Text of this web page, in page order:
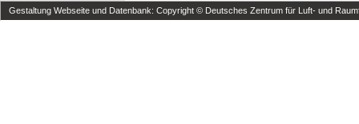
Gestaltung Webseite und Datenbank: Copyright © Deutsches Zentrum für Luft- und